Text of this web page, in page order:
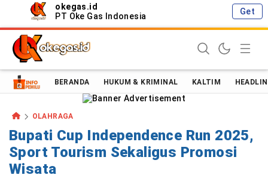
okegas.id
PT Oke Gas Indonesia
Get
Oke Gas Indonesia | Energi Positif Informasi Terkini!
BERANDA HUKUM & KRIMINAL KALTIM
OLAHRAGA
Bupati Cup Independence Run 2025,
Sport Tourism Sekaligus Promosi
Wisata